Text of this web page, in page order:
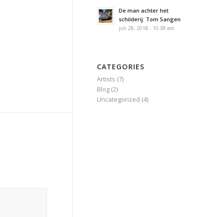
De man achter het
schilderij: Tom Sangen
juli 28, 2018 - 10:38 am
CATEGORIES
Artists (7)
Blog (2)
Uncategorized (4)